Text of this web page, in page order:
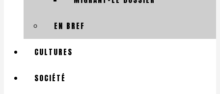
EN BREF
CULTURES
SOCIÉTÉ